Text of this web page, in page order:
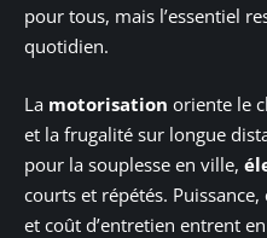
pour tous, mais l’essentiel
quotidien.
La motorisation oriente le
et la frugalité sur longue
pour la souplesse en ville,
courts et répétés.
et coût d’entretien entrent